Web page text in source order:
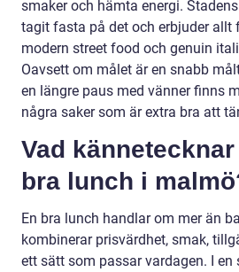
smaker och hämta energi.
tagit fasta på det och erbjuder allt
modern street food och genuin
Oavsett om målet är en snabb
en längre paus med vänner finns
några saker som är extra bra att
Vad
bra lunch i
En bra lunch handlar om mer än
kombinerar prisvärdhet, smak,
ett sätt som passar vardagen. I